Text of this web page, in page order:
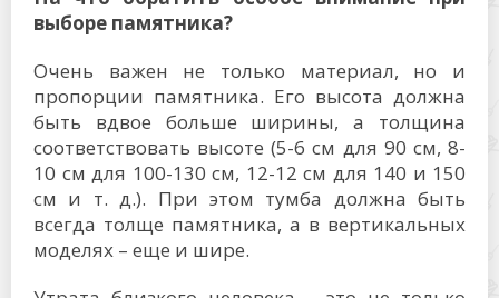
выборе памятника?
Очень важен не только материал, но и
пропорции памятника. Его высота должна
быть вдвое больше ширины, а толщина
соответствовать высоте (5-6 см для 90 см, 8-
10 см для 100-130 см, 12-12 см для 140 и 150
см и т. д.). При этом тумба должна быть
всегда толще памятника, а в вертикальных
моделях – еще и шире.